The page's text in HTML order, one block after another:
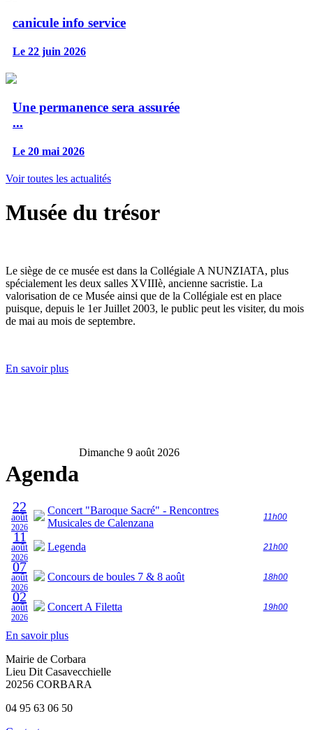
canicule info service
Le 22 juin 2026
Une permanence sera assurée
...
Le 20 mai 2026
Voir toutes les actualités
Musée du trésor
Le siège de ce musée est dans la Collégiale A NUNZIATA, plus
spécialement les deux salles XVIIIè, ancienne sacristie. La
valorisation de ce Musée ainsi que de la Collégiale est en place
puisque, depuis le 1er Juillet 2003, le public peut les visiter, du mois
de mai au mois de septembre.
En savoir plus
Agenda
Dimanche 9 août 2026
22
août
2026
Concert "Baroque Sacré" - Rencontres
Musicales de Calenzana
11h00
11
août
2026
Legenda 21h00
07
août
2026
Concours de boules 7 & 8 août 18h00
02
août
2026
Concert A Filetta 19h00
En savoir plus
Mairie de Corbara
Lieu Dit Casavecchielle
20256 CORBARA
04 95 63 06 50